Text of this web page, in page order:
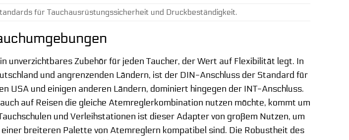
für Tauchausrüstungssicherheit und Druckbeständigkeit.
unverzichtbares Zubehör für jeden Taucher, der Wert auf Flexibilität legt. In
und angrenzenden Ländern, ist der DIN-Anschluss der Standard für
USA und einigen anderen Ländern, dominiert hingegen der INT-Anschluss.
auf Reisen die gleiche Atemreglerkombination nutzen möchte, kommt um
und Verleihstationen ist dieser Adapter von großem Nutzen, um
breiteren Palette von Atemreglern kompatibel sind. Die Robustheit des